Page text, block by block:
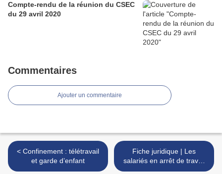
Compte-rendu de la réunion du CSEC
du 29 avril 2020
Commentaires
Ajouter un commentaire
< Confinement : télétravail
et garde d’enfant
Fiche juridique | Les
salariés en arrêt de travail
dérogatoire basculent en